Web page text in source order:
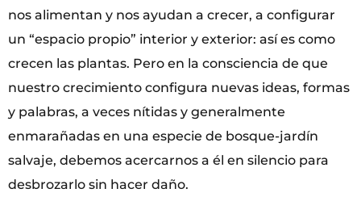
nos alimentan y nos ayudan a crecer, a configurar
un “espacio propio” interior y exterior: así es como
crecen las plantas. Pero en la consciencia de que
nuestro crecimiento configura nuevas ideas, formas
y palabras, a veces nítidas y generalmente
enmarañadas en una especie de bosque-jardín
salvaje, debemos acercarnos a él en silencio para
desbrozarlo sin hacer daño.